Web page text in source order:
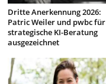
Dritte Anerkennung 2026:
Patric Weiler und pwbc für
strategische KI-Beratung
ausgezeichnet